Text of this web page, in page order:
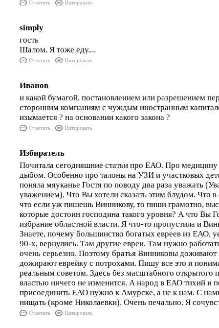
Ответить Цитировать
simply
гость
Шалом. Я тоже еду....
Ответить Цитировать
Иванов
и какой бумагой, постановлением или разрешением
сторонним компаниям с чуждым иностранным
изымается ? на основании какого закона ?
Ответить Цитировать
Избиратель
Почитала сегодняшние статьи про ЕАО. Про медицину
дыбом. Особенно про талоны на УЗИ и участковых
поняла мяуканье Гостя по поводу два раза уважать
уважением). Что Вы хотели сказать этим блудом. Что
что если уж пишешь Винникову, то пиши грамотно,
которые достоин господина такого уровня? А что Вы
избрание областной власти. Я что-то пропустила и
Знаете, почему большинство богатых евреев из ЕАО,
90-х, вернулись. Там другие евреи. Там нужно
очень серьезно. Поэтому братья Винниковы доживают
дожирают еврейку с потрохами. Пишу все это и
реальным советом. Здесь без масштабного открытого
властью ничего не изменится. А народ в ЕАО тихий и
присоединить ЕАО нужно к Амурске, а не к нам. С
нищать (кроме Николаевки). Очень печально. Я
Ответить Цитировать